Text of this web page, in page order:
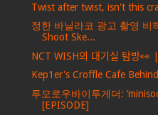
Twist after twist, isn't this
정한 바닐라코 광고 촬영 비
Shoot Ske...
NCT WISH의 대기실
Kep1er's Croffle Cafe
투모로우바이투게더:
[EPISODE]